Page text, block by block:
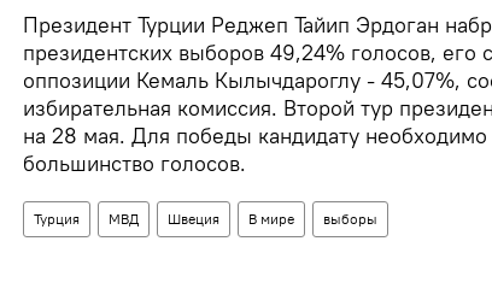
Президент Турции Реджеп Тайип Эрдоган
президентских выборов 49,24% голосов, его
оппозиции Кемаль Кылычдароглу - 45,07%,
избирательная комиссия. Второй тур
на 28 мая. Для победы кандидату необходимо
большинство голосов.
Турция МВД Швеция В мире выборы